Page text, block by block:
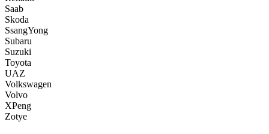
Saab
Skoda
SsangYong
Subaru
Suzuki
Toyota
UAZ
Volkswagen
Volvo
XPeng
Zotye